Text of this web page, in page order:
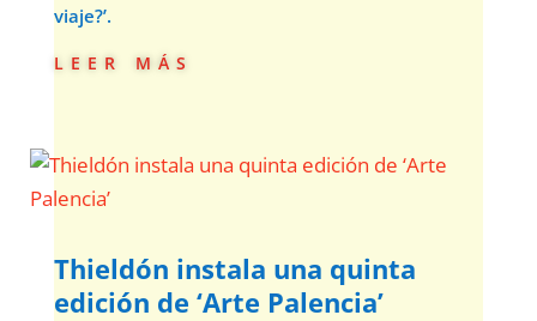
viaje?’.
leer más
Thieldón instala una quinta
edición de ‘Arte Palencia’